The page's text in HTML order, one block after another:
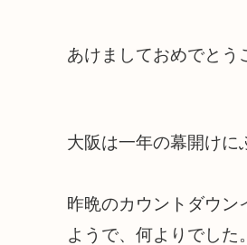
あけましておめでとう
大阪は一年の幕開けに
昨晩のカウントダウン
ようで、何よりでした。